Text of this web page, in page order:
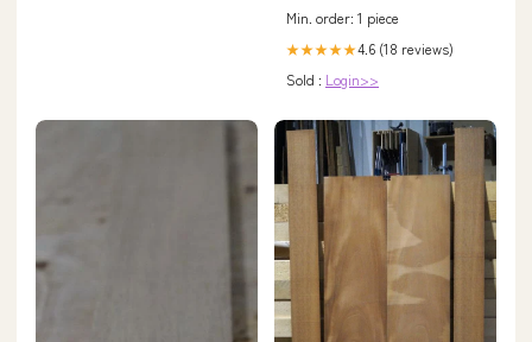
Min. order: 1 piece
★★★★★4.6 (18 reviews)
Sold : Login>>